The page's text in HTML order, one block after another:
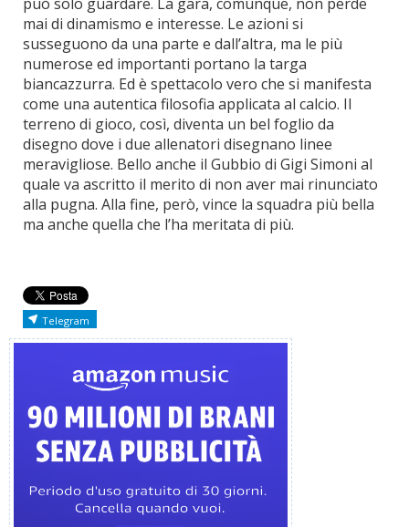
mai di dinamismo e interesse. Le azioni si
susseguono da una parte e dall’altra, ma le più
numerose ed importanti portano la targa
biancazzurra. Ed è spettacolo vero che si manifesta
come una autentica filosofia applicata al calcio. Il
terreno di gioco, così, diventa un bel foglio da
disegno dove i due allenatori disegnano linee
meravigliose. Bello anche il Gubbio di Gigi Simoni al
quale va ascritto il merito di non aver mai rinunciato
alla pugna. Alla fine, però, vince la squadra più bella
ma anche quella che l’ha meritata di più.
Telegram